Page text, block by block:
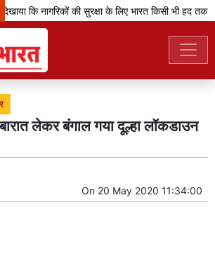
कि नागरिकों की सुरक्षा के लिए भारत किसी भी हद तक
लेकर बंगाल गया दूल्हा लॉकडाउन
On 20 May 2020 11:34:00